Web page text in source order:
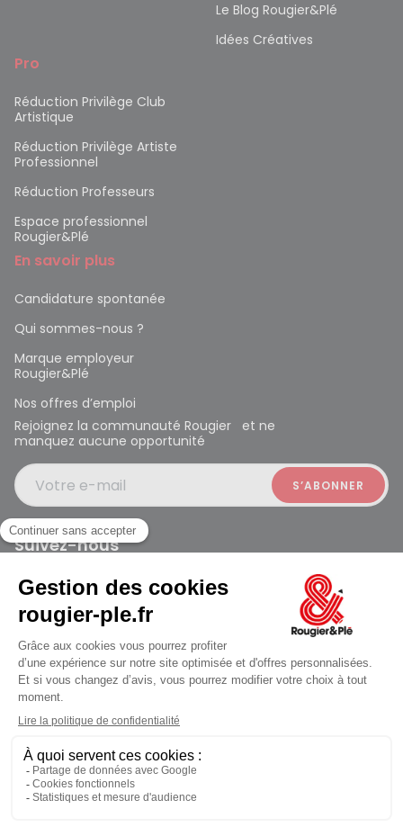
jusqu'au Samedi à 09:30
Le Blog Rougier&Plé
Idées Créatives
Pro
Réduction Privilège Club
Artistique
Réduction Privilège Artiste
Professionnel
Réduction Professeurs
Espace professionnel
Rougier&Plé
En savoir plus
Candidature spontanée
Qui sommes-nous ?
Marque employeur
Rougier&Plé
Nos offres d’emploi
Rejoignez la communauté Rougier et ne
manquez aucune opportunité
Votre e-mail
Suivez-nous
Rougier et Plé 2024 Copyright
Mentions légales
Conditions générales des ventes
Données personnelles
Paiement sécurisé